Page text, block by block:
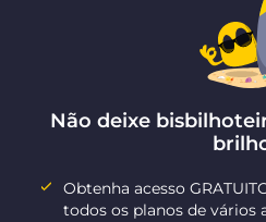
Não deixe
Obtenha acesso
todos os planos de vários